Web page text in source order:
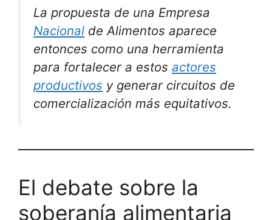
La propuesta de una Empresa
Nacional de Alimentos aparece
entonces como una herramienta
para fortalecer a estos actores
productivos y generar circuitos de
comercialización más equitativos.
El debate sobre la
soberanía alimentaria